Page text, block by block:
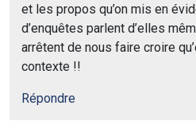
et les propos qu’on mis en
d’enquêtes parlent d’elles
arrêtent de nous faire croire
contexte !!
Répondre